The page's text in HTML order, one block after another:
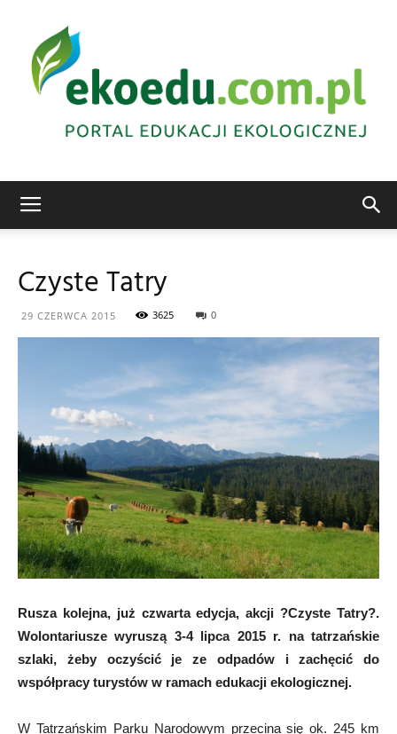
Abrys
Czyste Tatry
29 CZERWCA 2015 3625 0
Rusza kolejna, już czwarta edycja, akcji ?Czyste Tatry?.
Wolontariusze wyruszą 3-4 lipca 2015 r. na tatrzańskie
szlaki, żeby oczyścić je ze odpadów i zachęcić do
współpracy turystów w ramach edukacji ekologicznej.
W Tatrzańskim Parku Narodowym przecina się ok. 245 km